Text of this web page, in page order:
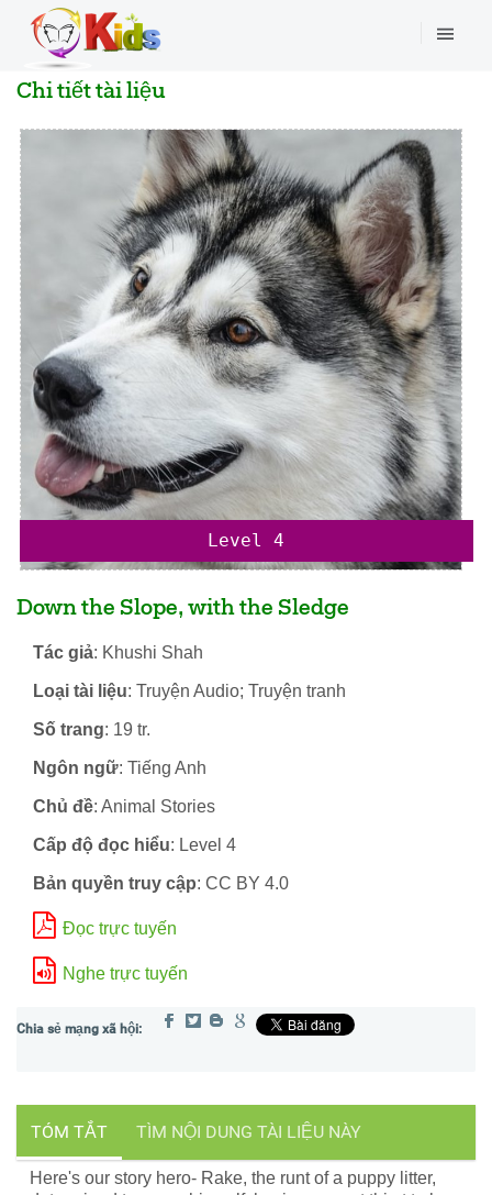
Chi tiết tài liệu
Level 4
Down the Slope, with the Sledge
Tác giả: Khushi Shah
Loại tài liệu: Truyện Audio; Truyện tranh
Số trang: 19 tr.
Ngôn ngữ: Tiếng Anh
Chủ đề: Animal Stories
Cấp độ đọc hiểu: Level 4
Bản quyền truy cập: CC BY 4.0
Đọc trực tuyến
Nghe trực tuyến
TÓM TẮT TÌM NỘI DUNG TÀI LIỆU NÀY
Here's our story hero- Rake, the runt of a puppy litter,